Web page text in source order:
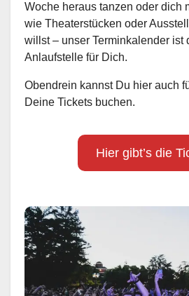
Woche heraus tanzen oder dich
wie Theaterstücken oder
willst – unser Terminkalender ist
Anlaufstelle für Dich.
Obendrein kannst Du hier auch
Deine Tickets buchen.
Hier gibt’s die